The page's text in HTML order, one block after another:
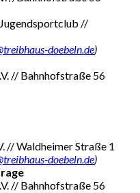
//
doebeln.de)
// Bahnhofstraße 56
// Waldheimer Straße 1
doebeln.de)
// Bahnhofstraße 56